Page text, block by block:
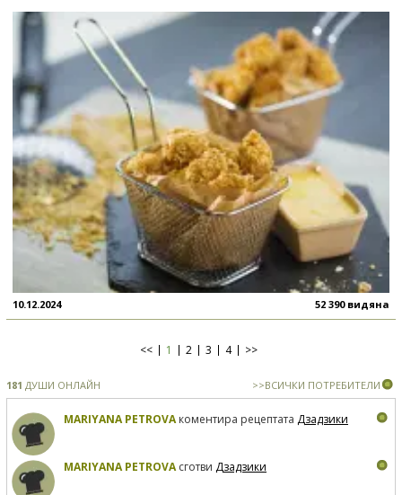
10.12.2024 52 390 видяна
<< 1 2 3 4 >>
181 ДУШИ ОНЛАЙН >>ВСИЧКИ ПОТРЕБИТЕЛИ
MARIYANA PETROVAкоментира рецептата Дзадзики
MARIYANA PETROVAсготви Дзадзики